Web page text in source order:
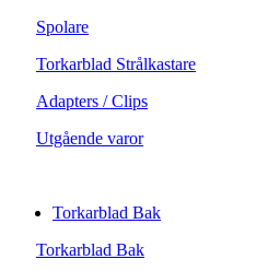
Spolare
Torkarblad Strålkastare
Adapters / Clips
Utgående varor
Torkarblad Bak
Torkarblad Bak